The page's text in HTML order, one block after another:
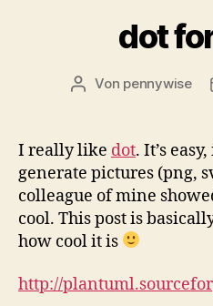
dot
Beitragsautor
Von pennywise
I really like dot. It’s
generate pictures (png,
colleague of mine
cool. This post is
how cool it is
http://